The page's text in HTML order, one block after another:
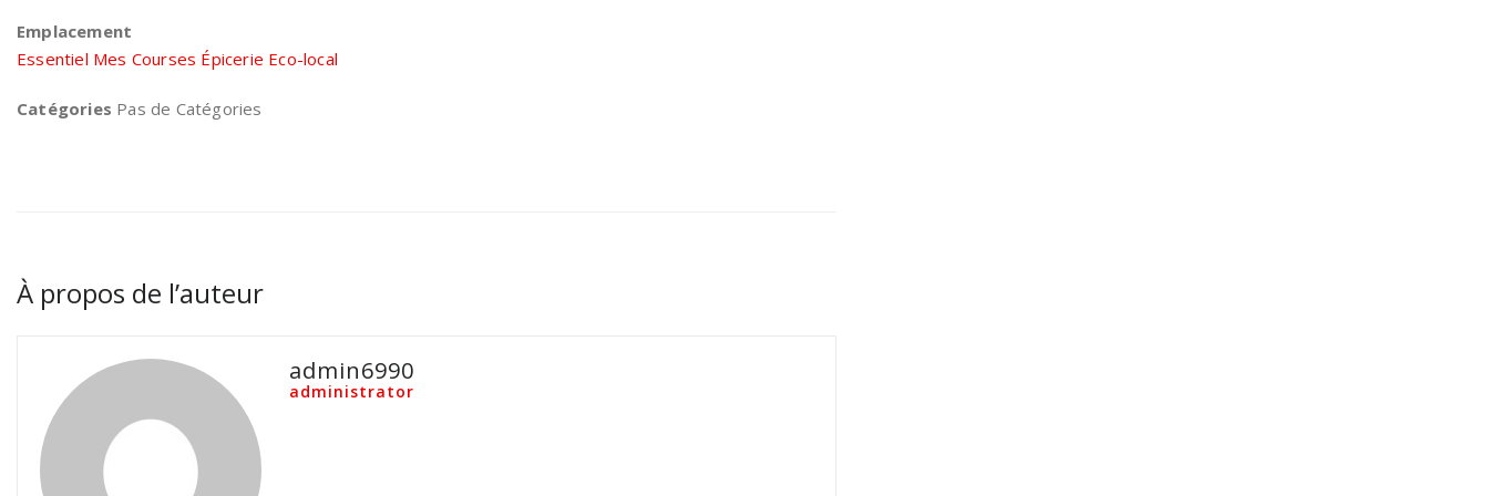
Emplacement
Essentiel Mes Courses Épicerie Eco-local
Catégories Pas de Catégories
À propos de l’auteur
admin6990
administrator